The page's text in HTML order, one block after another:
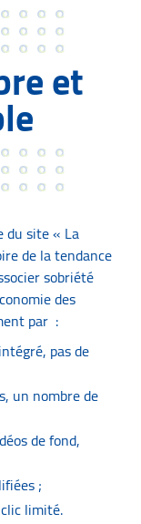
et
du site « La
de la tendance
sobriété
des
par :
pas de
un nombre de
de fond,
;
limité.